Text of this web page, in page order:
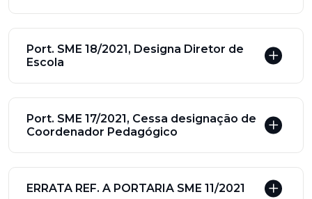
Port. SME 18/2021, Designa Diretor de
Escola
Port. SME 17/2021, Cessa designação de
Coordenador Pedagógico
ERRATA REF. A PORTARIA SME 11/2021